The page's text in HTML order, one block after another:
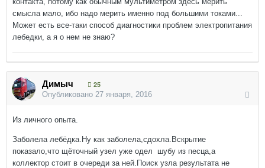
смысла мало, ибо надо мерить именно под большими токами...
Может есть все-таки способ диагностики проблем электропитания
лебедки, а я о нем не знаю?
Димыч
25
Опубликовано 27 января, 2016
Из личного опыта.
Заболела лебёдка.Ну как заболела,сдохла.Вскрытие
показало,что щёточный узел уже одел шубу из песца,а
коллектор стоит в очереди за ней.Поиск узла результата не